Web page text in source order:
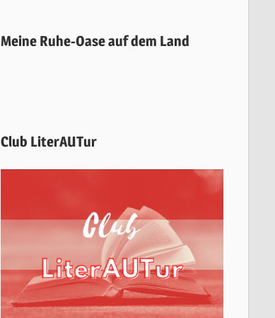
Meine Ruhe-Oase auf dem Land
Club LiterAUTur